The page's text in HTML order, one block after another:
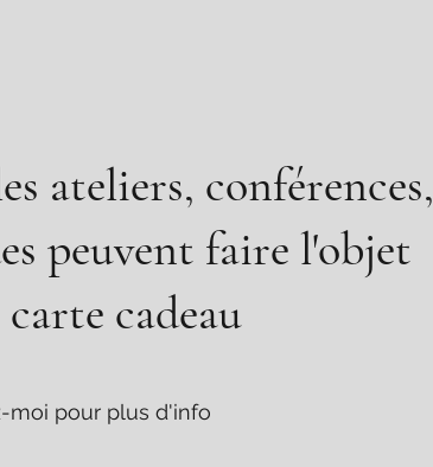
ateliers, conférences,
peuvent faire l'objet
cadeau
moi pour plus d'info